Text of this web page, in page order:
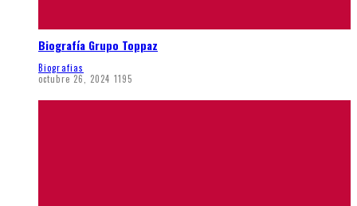
Biografía Grupo Toppaz
Biografias
octubre 26, 2024 1195